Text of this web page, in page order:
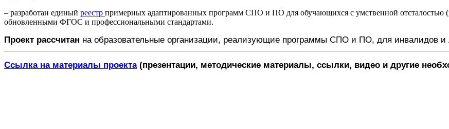
– разработан единый реестр примерных адаптированных программ СПО и ПО для обучающихся с умственной отсталостью
обновленными ФГОС и профессиональными стандартами.
Проект рассчитан на образовательные организации, реализующие программы СПО и ПО, для инвалидов
Ссылка на материалы проекта(презентации, методические материалы, ссылки, видео и другие